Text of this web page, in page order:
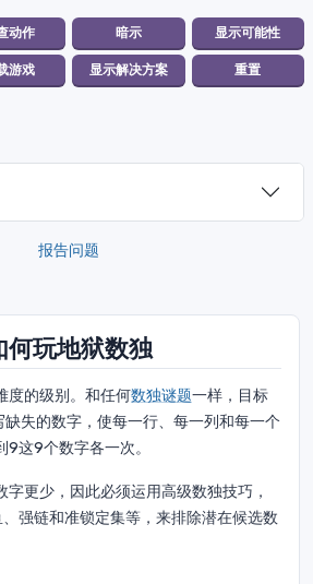
报告问题
何玩地狱数独
度的级别。和任何数独谜题一样，目标
失的数字，使每一行、每一列和每一个
这9个数字各一次。
更少，因此必须运用高级数独技巧，
强链和准锁定集等，来排除潜在候选数